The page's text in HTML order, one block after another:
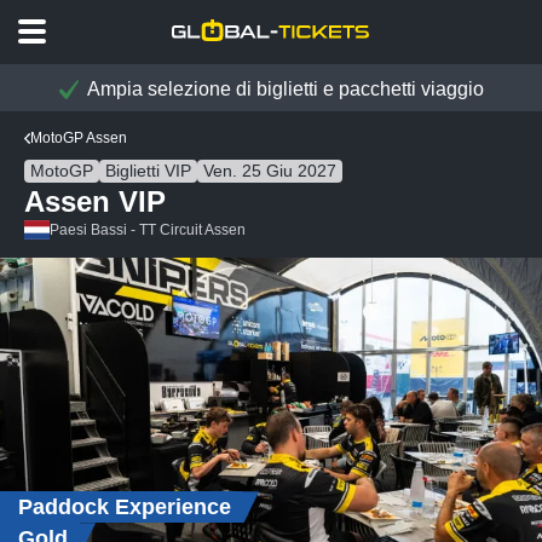
Ampia selezione di biglietti e pacchetti viaggio
MotoGP Assen
MotoGP Biglietti VIP Ven. 25 Giu 2027
Assen VIP
Paesi Bassi - TT Circuit Assen
Paddock Experience